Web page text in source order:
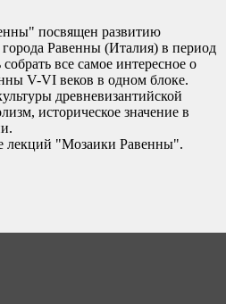
посвящен развитию
Равенны (Италия) в период
все самое интересное о
V-VI веков в одном блоке.
древневизантийской
историческое значение в
лекций "Мозаики Равенны".